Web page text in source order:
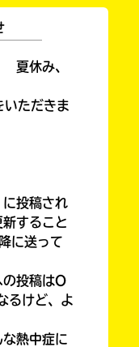
夏休み、
いただきま
に投稿され
すること
に送って
の投稿はO
るけど、よ
熱中症に